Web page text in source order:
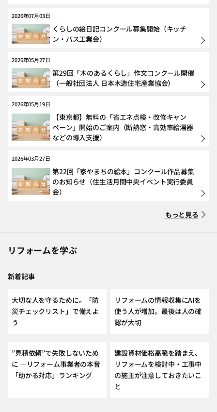
2026年07月03日
くらしの絵日記コンクール募集開始（キッチ
ン・バス工業会）
2026年05月27日
第29回「木のあるくらし」作文コンクール開催
（一般社団法人 日本木造住宅産業協会）
2026年05月19日
【東京都】無料の「省エネ点検・改修キャン
ペーン」開始のご案内（断熱窓・高効率給湯器
などの導入支援）
2026年03月27日
第22回「家やまちの絵本」コンクール作品募集
のお知らせ（住生活月間中央イベント実行委員
会）
もっと見る
リフォームを学ぶ
新着記事
大切な人を守るために。「防
災チェックリスト」で備えよ
う
リフォームの情報収集にAIを
使う人が増加。最後は人の確
認が大切
”見積依頼”で失敗しないため
に ―リフォーム事業者の本音
「助かる対応」ランキング
建設資材価格高騰を踏まえ、
リフォームを検討中・工事中
の施主が注意しておきたいこ
と